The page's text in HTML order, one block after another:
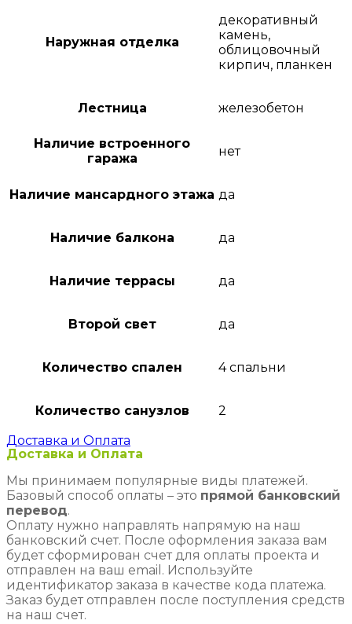
Наружная отделка
декоративный
камень,
облицовочный
кирпич, планкен
Лестница железобетон
Наличие встроенного
гаража
нет
Наличие мансардного этажа да
Наличие балкона да
Наличие террасы да
Второй свет да
Количество спален 4 спальни
Количество санузлов
2
Доставка и Оплата
Доставка и Оплата
Мы принимаем популярные виды платежей.
Базовый способ оплаты – это прямой банковский
перевод.
Оплату нужно направлять напрямую на наш
банковский счет. После оформления заказа вам
будет сформирован счет для оплаты проекта и
отправлен на ваш email. Используйте
идентификатор заказа в качестве кода платежа.
Заказ будет отправлен после поступления средств
на наш счет.